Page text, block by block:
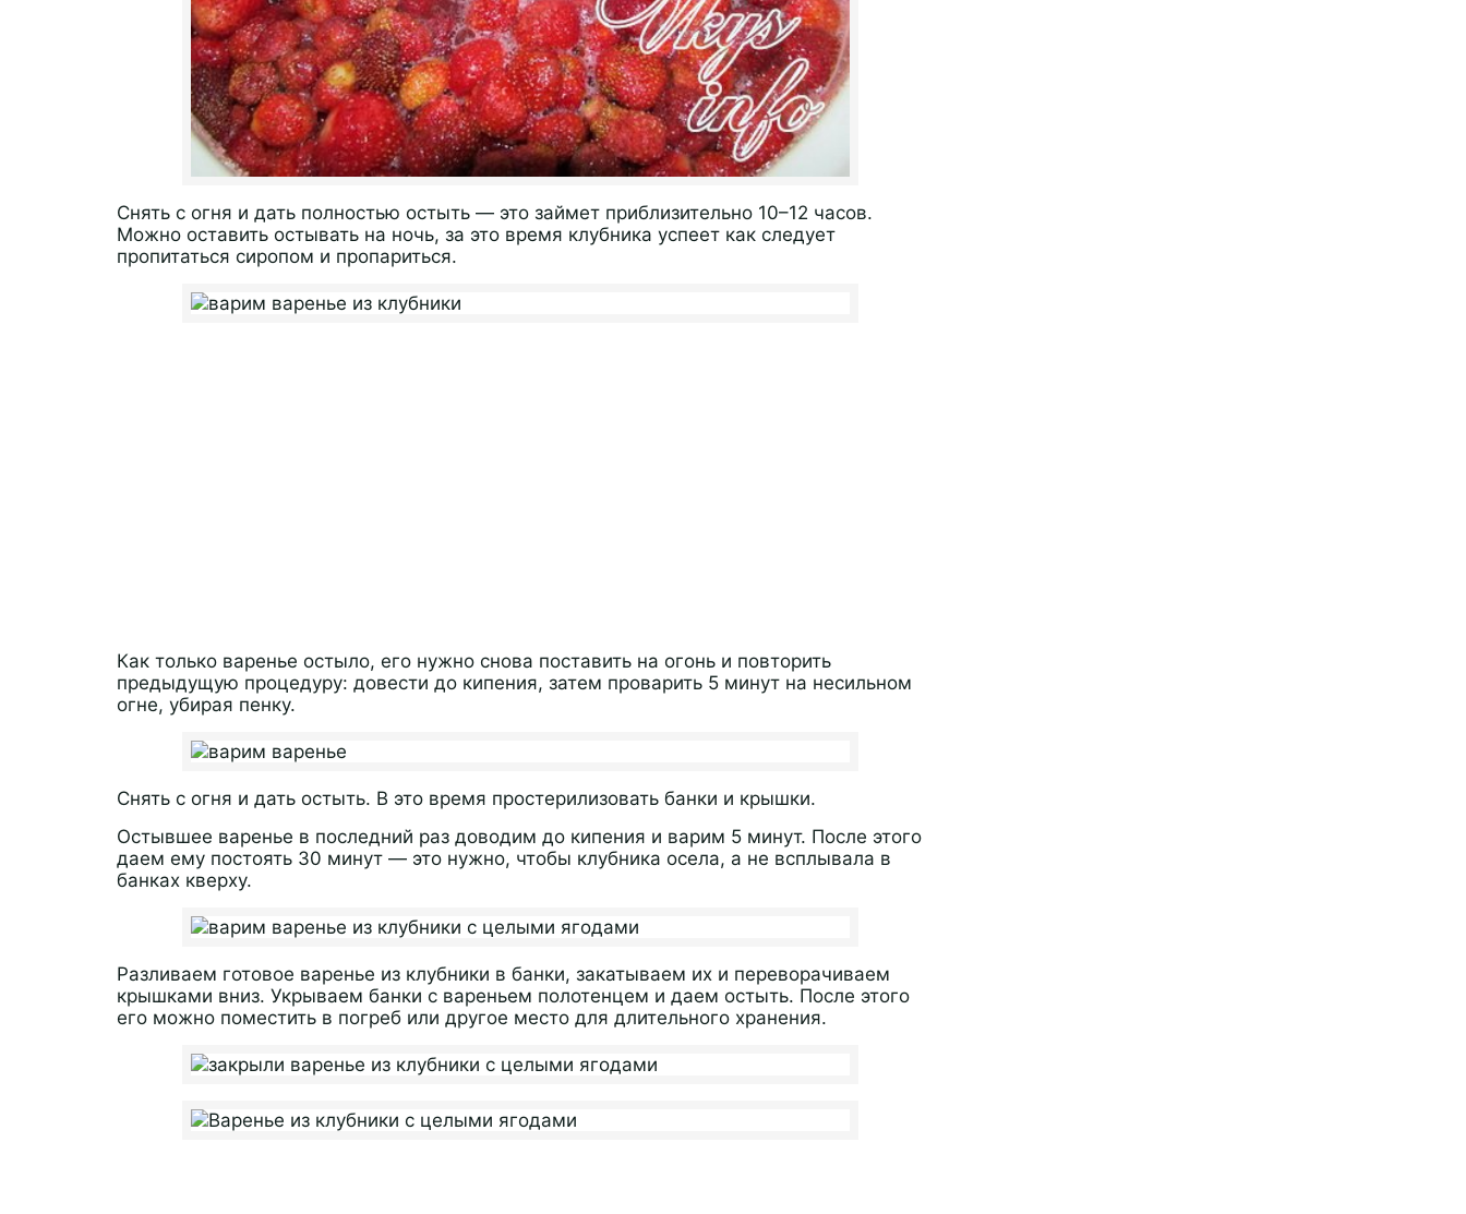
Снять с огня и дать полностью остыть — это займет приблизительно 10–12 часов.
Можно оставить остывать на ночь, за это время клубника успеет как следует
пропитаться сиропом и пропариться.
Как только варенье остыло, его нужно снова поставить на огонь и повторить
предыдущую процедуру: довести до кипения, затем проварить 5 минут на несильном
огне, убирая пенку.
Снять с огня и дать остыть. В это время простерилизовать банки и крышки.
Остывшее варенье в последний раз доводим до кипения и варим 5 минут. После этого
даем ему постоять 30 минут — это нужно, чтобы клубника осела, а не всплывала в
банках кверху.
Разливаем готовое варенье из клубники в банки, закатываем их и переворачиваем
крышками вниз. Укрываем банки с вареньем полотенцем и даем остыть. После этого
его можно поместить в погреб или другое место для длительного хранения.